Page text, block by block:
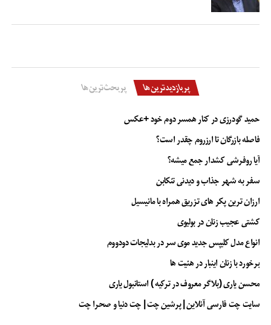
پربازدیدترین‌ها پربحث‌ترین‌ها
حمید گودرزی در کنار همسر دوم خود +عکس
فاصله بازرگان تا ارزروم چقدر است؟
آیا روفرشی کشدار جمع میشه؟
سفر به شهر جذاب و دیدنی تنکابن
ارزان ترین پکر های تزریق همراه با مانیسیل
کشتی عجیب زنان در بولیوی
انواع مدل کلیپس جدید موی سر در بدلیجات دودووم
برخورد با زنان اینبار در هئیت ها
محسن یاری (بلاگر معروف در ترکیه ) استانبول یاری
سایت چت فارسی آنلاین | پرشین چت | چت دنیا و صحرا چت